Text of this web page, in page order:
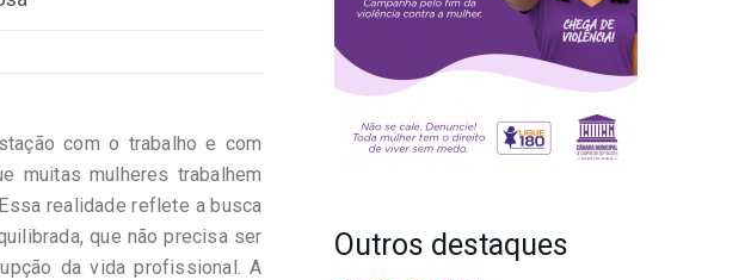
com o trabalho e com
muitas mulheres trabalhem
realidade reflete a busca
que não precisa ser
da vida profissional. A
Outros destaques